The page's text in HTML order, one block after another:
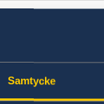
Samtycke